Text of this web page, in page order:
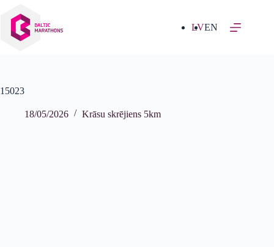
saturu
LVEN
15023
18/05/2026 Krāsu skrējiens 5km